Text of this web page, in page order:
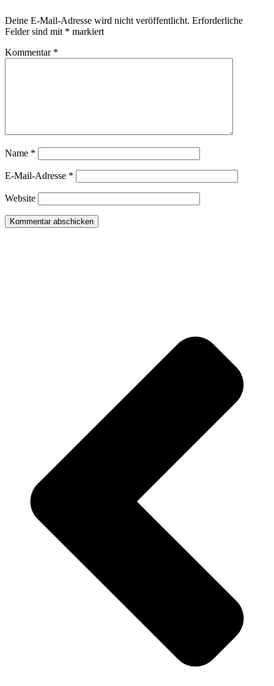
Deine E-Mail-Adresse wird nicht veröffentlicht. Erforderliche
Felder sind mit * markiert
Kommentar *
Name *
E-Mail-Adresse *
Website